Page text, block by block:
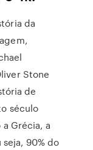
da
Stone
de
século
Grécia, a
seja, 90% do